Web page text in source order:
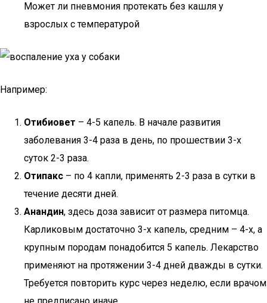
Может ли пневмония протекать без кашля у
взрослых с температурой
Например:
Отибиовет – 4-5 капель. В начале развития
заболевания 3-4 раза в день, по прошествии 3-х
суток 2-3 раза.
Отипакс – по 4 капли, применять 2-3 раза в сутки в
течение десяти дней.
Анандин, здесь доза зависит от размера питомца.
Карликовым достаточно 3-х капель, средним – 4-х, а
крупным породам понадобится 5 капель. Лекарство
применяют на протяжении 3-4 дней дважды в сутки.
Требуется повторить курс через неделю, если врачом